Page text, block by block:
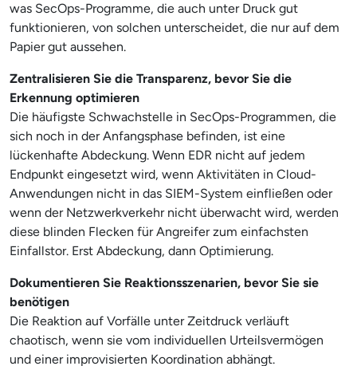
was SecOps-Programme, die auch unter Druck gut
funktionieren, von solchen unterscheidet, die nur auf dem
Papier gut aussehen.
Zentralisieren Sie die Transparenz, bevor Sie die
Erkennung optimieren
Die häufigste Schwachstelle in SecOps-Programmen, die
sich noch in der Anfangsphase befinden, ist eine
lückenhafte Abdeckung. Wenn EDR nicht auf jedem
Endpunkt eingesetzt wird, wenn Aktivitäten in Cloud-
Anwendungen nicht in das SIEM-System einfließen oder
wenn der Netzwerkverkehr nicht überwacht wird, werden
diese blinden Flecken für Angreifer zum einfachsten
Einfallstor. Erst Abdeckung, dann Optimierung.
Dokumentieren Sie Reaktionsszenarien, bevor Sie sie
benötigen
Die Reaktion auf Vorfälle unter Zeitdruck verläuft
chaotisch, wenn sie vom individuellen Urteilsvermögen
und einer improvisierten Koordination abhängt.